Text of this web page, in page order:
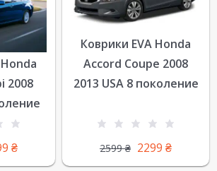
2008
₴
Коврики EVA Honda
Accord Coupe 2008
2013 USA 8 поколение
2599₴ 2299 ₴